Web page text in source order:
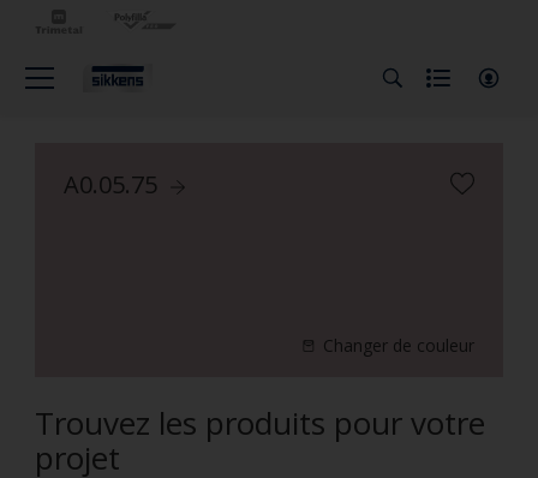
A0.05.75
Changer de couleur
Trouvez les produits pour votre
projet